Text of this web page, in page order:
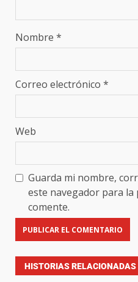
Nombre *
Correo electrónico *
Web
Guarda mi nombre,
este navegador para la
comente.
HISTORIAS RELACIONADAS